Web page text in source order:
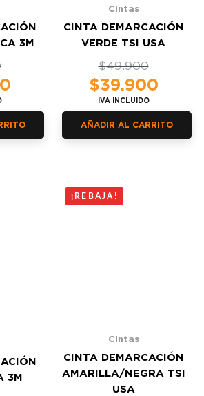
3M
Cintas
CINTA DEMARCACIÓN
VERDE TSI USA
$49.900
precio
original
era:
$49.900.
$39.900
precio
es:
$39.900.
IVA INCLUIDO
AÑADIR AL CARRITO
3M
¡REBAJA!
Cintas
CINTA DEMARCACIÓN
AMARILLA/NEGRA TSI
USA